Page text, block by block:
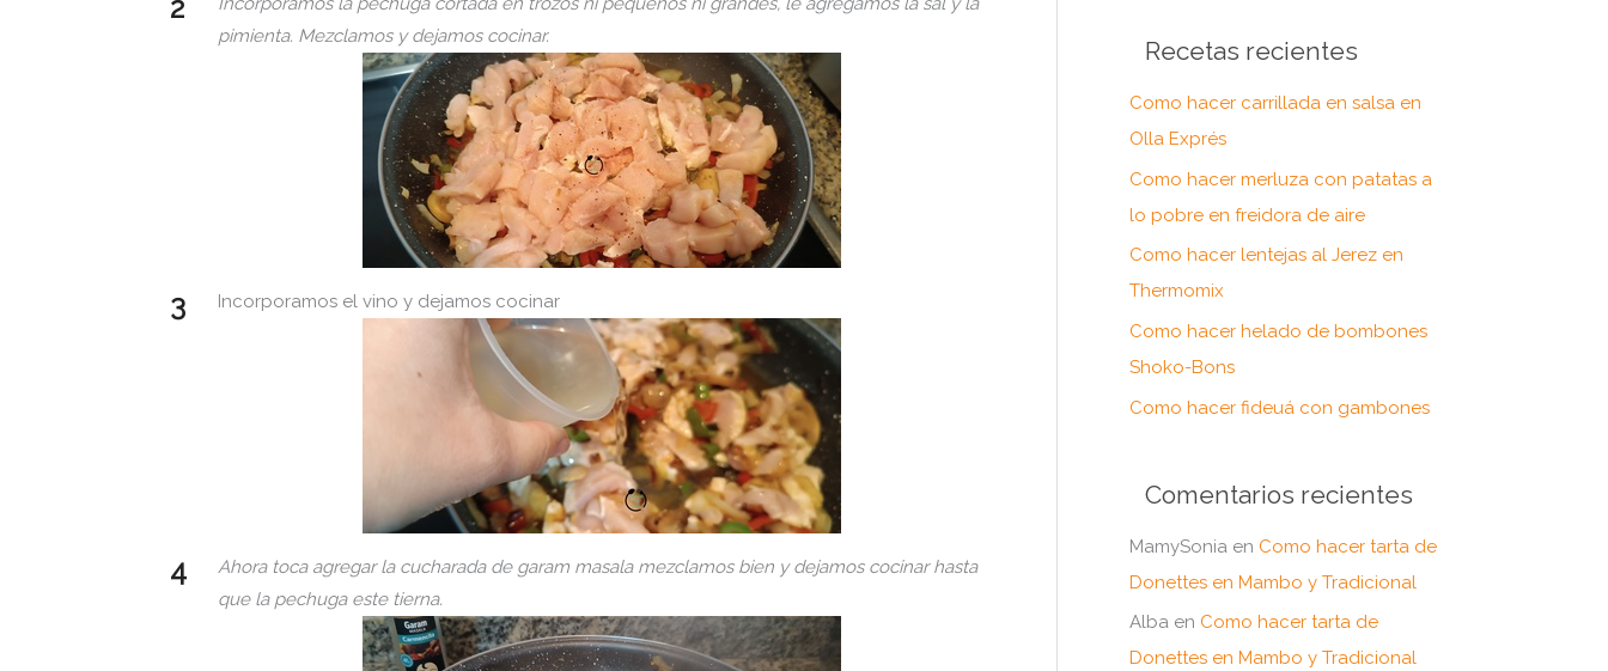
pimienta. Mezclamos y dejamos cocinar.
Incorporamos el vino y dejamos cocinar
Ahora toca agregar la cucharada de garam masala mezclamos bien y dejamos cocinar hasta
que la pechuga este tierna.
Recetas recientes
Como hacer carrillada en salsa en
Olla Exprés
Como hacer merluza con patatas a
lo pobre en freidora de aire
Como hacer lentejas al Jerez en
Thermomix
Como hacer helado de bombones
Shoko-Bons
Como hacer fideuá con gambones
Comentarios recientes
MamySonia en Como hacer tarta de
Donettes en Mambo y Tradicional
Alba en Como hacer tarta de
Donettes en Mambo y Tradicional